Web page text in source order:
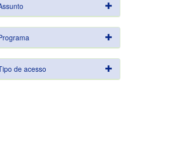
de acesso